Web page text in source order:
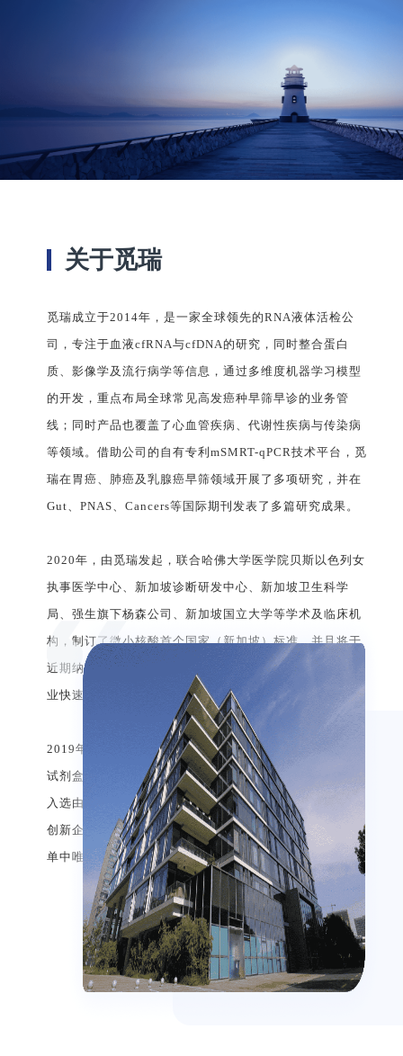
RNA液体活检全球领
先者
Global Leader in Liquid Biopsy powered by RNA
RNA液体活检全球领
先者
Global Leader in Liquid Biopsy powered by RNA
RNA液体活检全球领
先者
Global Leader in Liquid Biopsy powered by RNA
关于觅瑞
觅瑞成立于2014年，是一家全球领先的RNA液体活检公
司，专注于血液cfRNA与cfDNA的研究，同时整合蛋白
质、影像学及流行病学等信息，通过多维度机器学习模型
的开发，重点布局全球常见高发癌种早筛早诊的业务管
线；同时产品也覆盖了心血管疾病、代谢性疾病与传染病
等领域。借助公司的自有专利mSMRT-qPCR技术平台，觅
瑞在胃癌、肺癌及乳腺癌早筛领域开展了多项研究，并在
Gut、PNAS、Cancers等国际期刊发表了多篇研究成果。
2020年，由觅瑞发起，联合哈佛大学医学院贝斯以色列女
执事医学中心、新加坡诊断研发中心、新加坡卫生科学
局、强生旗下杨森公司、新加坡国立大学等学术及临床机
构，制订了微小核酸首个国家（新加坡）标准，并且将于
近期纳入ISO体系认证，从而引领并推动微小核酸诊断产
业快速、规范化发展。
2019年，由觅瑞自主研发的全球第一款血清胃癌分子诊断
试剂盒GASTRO ClearTM在新加坡获批上市。同年，觅瑞
入选由Nature Biotechnology杂志评选出的“全球液体活检
创新企业榜单”，是唯一来自亚洲的上榜企业，同时也是榜
单中唯一的miRNA技术平台企业。